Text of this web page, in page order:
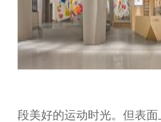
段美好的运动时光。但表